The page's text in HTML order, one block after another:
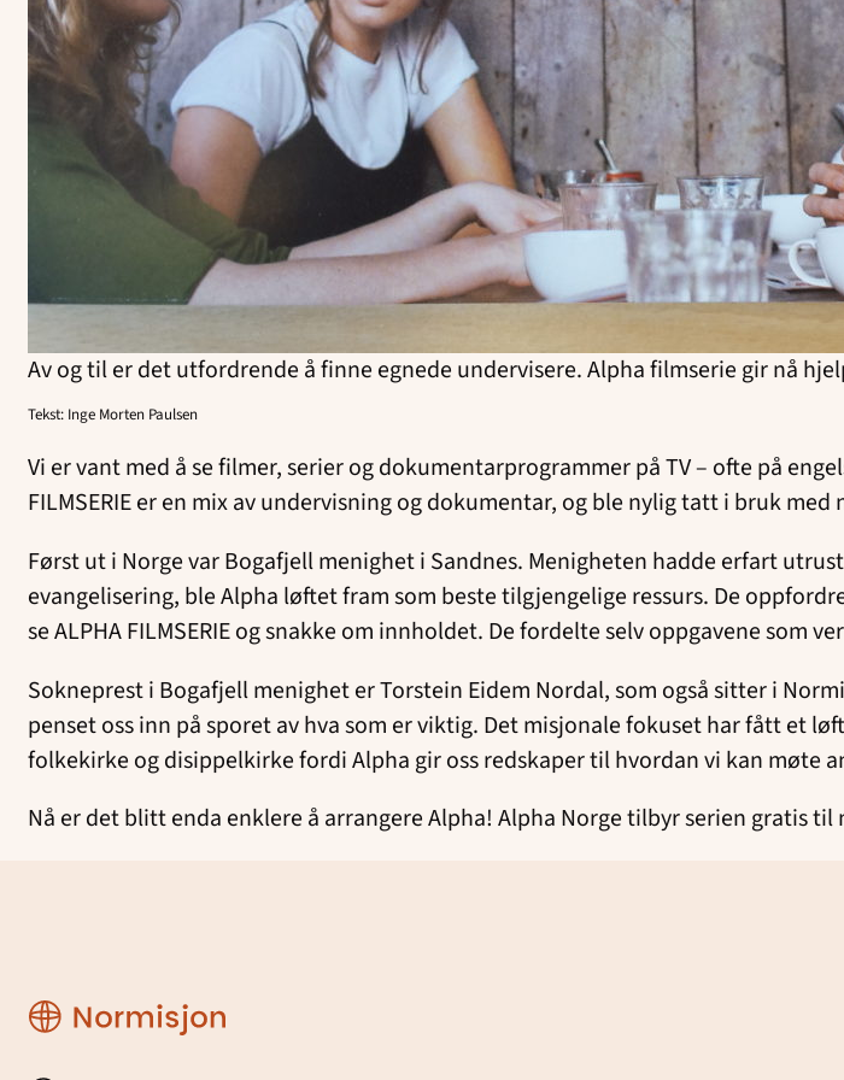
Av og til er det utfordrende å finne egnede undervisere. Alpha filmserie gir nå
Tekst: Inge Morten Paulsen
Vi er vant med å se filmer, serier og dokumentarprogrammer på TV – ofte på
FILMSERIE er en mix av undervisning og dokumentar, og ble nylig tatt i bruk med
Først ut i Norge var Bogafjell menighet i Sandnes. Menigheten hadde erfart
evangelisering, ble Alpha løftet fram som beste tilgjengelige ressurs. De
se ALPHA FILMSERIE og snakke om innholdet. De fordelte selv oppgavene som
Sokneprest i Bogafjell menighet er Torstein Eidem Nordal, som også sitter i
penset oss inn på sporet av hva som er viktig. Det misjonale fokuset har fått et
folkekirke og disippelkirke fordi Alpha gir oss redskaper til hvordan vi kan møte
Nå er det blitt enda enklere å arrangere Alpha! Alpha Norge tilbyr serien gratis
Region
Rogaland